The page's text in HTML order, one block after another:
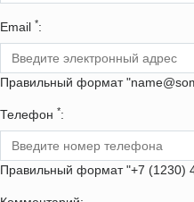
Email *:
Правильный формат
Телефон *:
Правильный формат "+7 (1230)